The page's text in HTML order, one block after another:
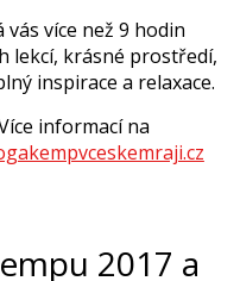
vás více než 9 hodin
lekcí, krásné prostředí,
inspirace a relaxace.
informací na
2017 a